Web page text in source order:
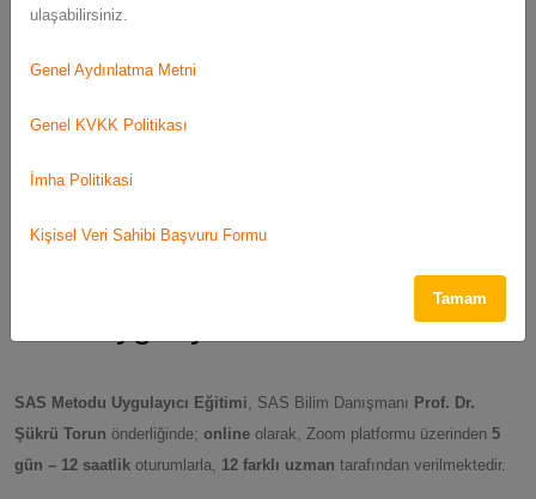
hayatına pozitif dokunuşlar yapar.
SAS Metodu Uygulayıcı Eğitimi , SAS Bilim Danışmanı Prof. Dr.
Şükrü Torun önderliğinde; online olarak, Zoom platformu üzerinden 5
gün – 12 saatlik oturumlarla, 12 farklı uzman tarafından verilmektedir.
ulaşabilirsiniz.
Genel Aydınlatma Metni
Genel KVKK Politikası
İmha Politikasi
Kişisel Veri Sahibi Başvuru Formu
Tamam